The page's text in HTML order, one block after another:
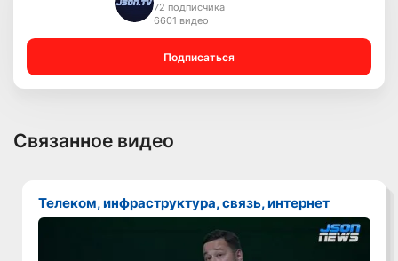
72 подписчика
6601 видео
Подписаться
Связанное видео
Телеком, инфраструктура, связь, интернет